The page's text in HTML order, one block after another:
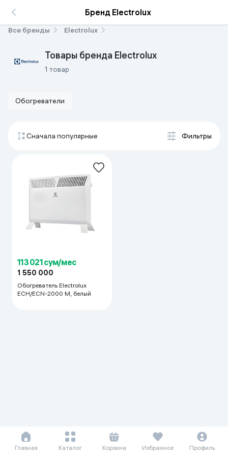
Бренд Electrolux
Все бренды Electrolux
Товары бренда Electrolux
1 товар
Обогреватели
Сначала популярные Фильтры
113 021 сум/мес
1 550 000
Обогреватель Electrolux
ECH/ECN-2000 M, белый
Главная Каталог Корзина Избранное Профиль